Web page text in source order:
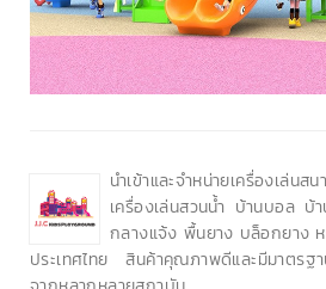
นำเข้าและจำหน่ายเครื่องเล่นส
เครื่องเล่นสวนน้ำ บ้านบอล บ้
กลางแจ้ง พื้นยาง บล็อกยาง
ประเทศไทย สินค้าคุณภาพดีและมีมาตร